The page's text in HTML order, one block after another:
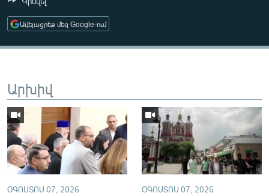
ՁԳՏԵԼՈՎ ԼԱՎԱԳՈՒՅՆԻՆ
Հայերեն
English
Русский
ՀԵՏԵՎԵՔ ՄԵԶ
Ավելացրեք մեզ Google-ում
Արխիվ
ՕԳՈՍՏՈՍ 07, 2026 ՕԳՈՍՏՈՍ 07, 2026